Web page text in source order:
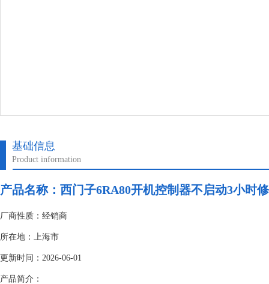
基础信息
Product information
产品名称： 西门子6RA80开机控制器不启动3小时
厂商性质：经销商
所在地：上海市
更新时间：2026-06-01
产品简介：